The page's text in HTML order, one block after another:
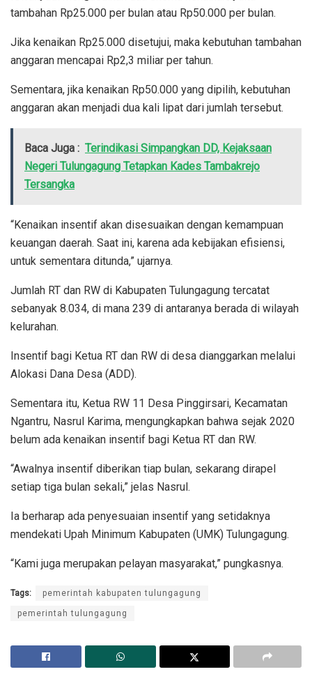
tambahan Rp25.000 per bulan atau Rp50.000 per bulan.
Jika kenaikan Rp25.000 disetujui, maka kebutuhan tambahan
anggaran mencapai Rp2,3 miliar per tahun.
Sementara, jika kenaikan Rp50.000 yang dipilih, kebutuhan
anggaran akan menjadi dua kali lipat dari jumlah tersebut.
Baca Juga : Terindikasi Simpangkan DD, Kejaksaan
Negeri Tulungagung Tetapkan Kades Tambakrejo
Tersangka
“Kenaikan insentif akan disesuaikan dengan kemampuan
keuangan daerah. Saat ini, karena ada kebijakan efisiensi,
untuk sementara ditunda,” ujarnya.
Jumlah RT dan RW di Kabupaten Tulungagung tercatat
sebanyak 8.034, di mana 239 di antaranya berada di wilayah
kelurahan.
Insentif bagi Ketua RT dan RW di desa dianggarkan melalui
Alokasi Dana Desa (ADD).
Sementara itu, Ketua RW 11 Desa Pinggirsari, Kecamatan
Ngantru, Nasrul Karima, mengungkapkan bahwa sejak 2020
belum ada kenaikan insentif bagi Ketua RT dan RW.
“Awalnya insentif diberikan tiap bulan, sekarang dirapel
setiap tiga bulan sekali,” jelas Nasrul.
Ia berharap ada penyesuaian insentif yang setidaknya
mendekati Upah Minimum Kabupaten (UMK) Tulungagung.
“Kami juga merupakan pelayan masyarakat,” pungkasnya.
Tags: pemerintah kabupaten tulungagung
pemerintah tulungagung